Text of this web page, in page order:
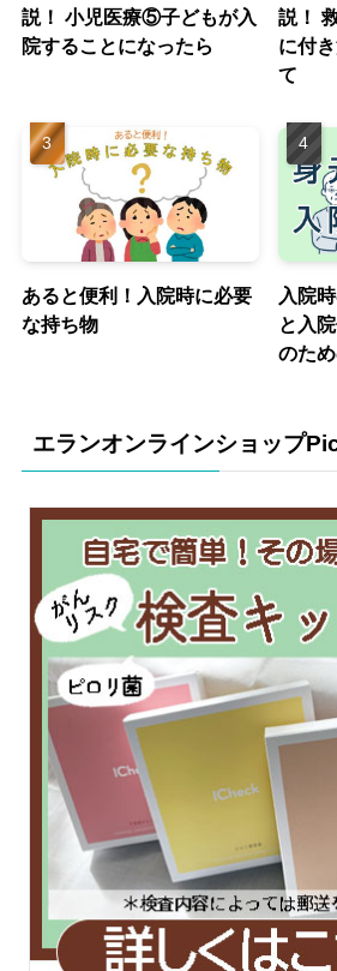
説！ 小児医療⑤子どもが入
院することになったら
説！
に付
て
あると便利！入院時に必要
な持ち物
入院
と入
のた
エランオンラインショップ